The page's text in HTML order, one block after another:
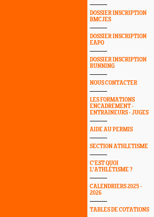
DOSSIER INSCRIPTION
BMCJES
DOSSIER INSCRIPTION
EAPO
DOSSIER INSCRIPTION
RUNNING
NOUS CONTACTER
LES FORMATIONS
ENCADREMENT -
ENTRAINEURS - JUGES
AIDE AU PERMIS
SECTION ATHLETISME
C'EST QUOI
L'ATHLÉTISME ?
CALENDRIERS 2025 -
2026
TABLES DE COTATIONS